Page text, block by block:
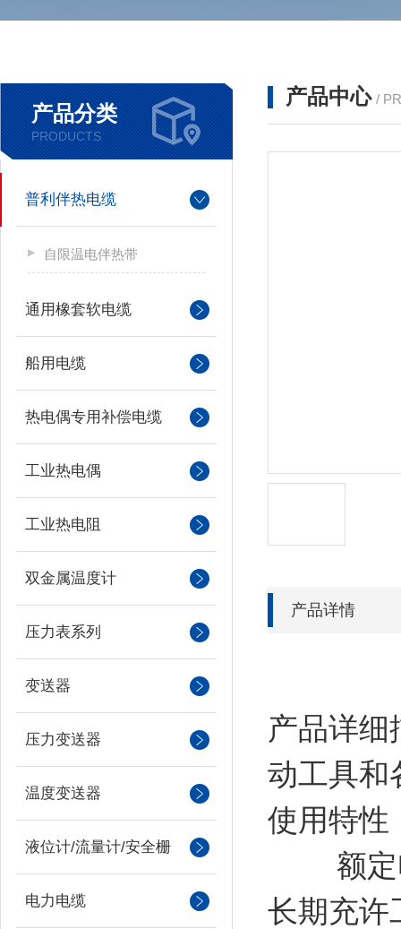
产品分类
PRODUCTS
普利伴热电缆
自限温电伴热带
通用橡套软电缆
船用电缆
热电偶专用补偿电缆
工业热电偶
工业热电阻
双金属温度计
压力表系列
变送器
压力变送器
温度变送器
液位计/流量计/安全栅
电力电缆
产品中心 /
产品详情
产品详细
动工具和
使用特性
额定电
长期充许